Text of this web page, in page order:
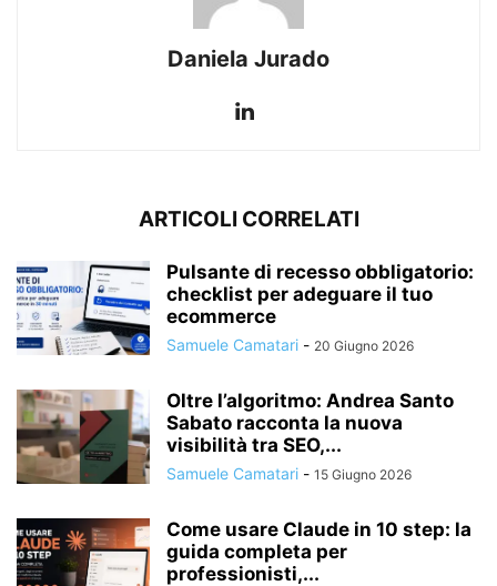
Daniela Jurado
ARTICOLI CORRELATI
Pulsante di recesso obbligatorio:
checklist per adeguare il tuo
ecommerce
Samuele Camatari - 20 Giugno 2026
Oltre l’algoritmo: Andrea Santo
Sabato racconta la nuova
visibilità tra SEO,...
Samuele Camatari - 15 Giugno 2026
Come usare Claude in 10 step: la
guida completa per
professionisti,...